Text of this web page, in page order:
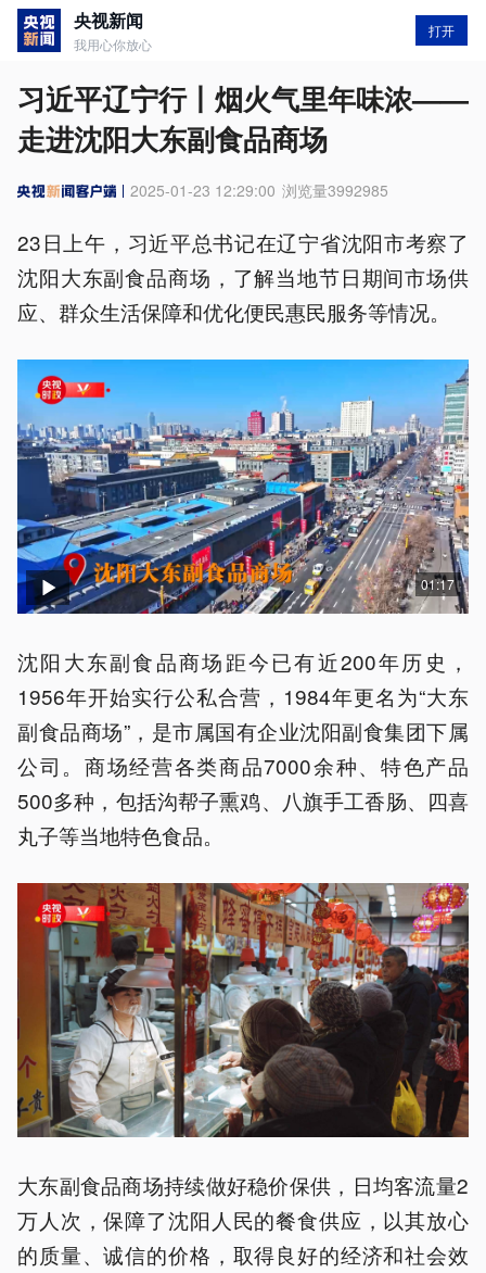
央视新闻
我用心你放心
打开
习近平辽宁行丨烟火气里年味浓——
走进沈阳大东副食品商场
2025-01-23 12:29:00 浏览量3992985
23日上午，习近平总书记在辽宁省沈阳市考察了
沈阳大东副食品商场，了解当地节日期间市场供
应、群众生活保障和优化便民惠民服务等情况。
01:17
沈阳大东副食品商场距今已有近200年历史，
1956年开始实行公私合营，1984年更名为“大东
副食品商场”，是市属国有企业沈阳副食集团下属
公司。商场经营各类商品7000余种、特色产品
500多种，包括沟帮子熏鸡、八旗手工香肠、四喜
丸子等当地特色食品。
大东副食品商场持续做好稳价保供，日均客流量2
万人次，保障了沈阳人民的餐食供应，以其放心
的质量、诚信的价格，取得良好的经济和社会效